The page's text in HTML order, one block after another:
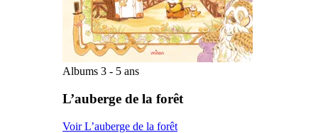
Albums 3 - 5 ans
L’auberge de la forêt
Voir L’auberge de la forêt